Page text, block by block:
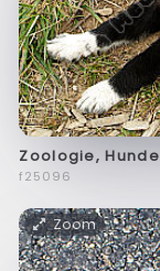
Zoologie, Hunde
f25096
Zoom